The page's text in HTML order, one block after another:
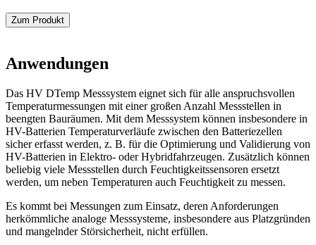
Zum Produkt
Anwendungen
Das HV DTemp Messsystem eignet sich für alle anspruchsvollen
Temperaturmessungen mit einer großen Anzahl Messstellen in
beengten Bauräumen. Mit dem Messsystem können insbesondere in
HV-Batterien Temperaturverläufe zwischen den Batteriezellen
sicher erfasst werden, z. B. für die Optimierung und Validierung von
HV-Batterien in Elektro- oder Hybridfahrzeugen. Zusätzlich können
beliebig viele Messstellen durch Feuchtigkeitssensoren ersetzt
werden, um neben Temperaturen auch Feuchtigkeit zu messen.
Es kommt bei Messungen zum Einsatz, deren Anforderungen
herkömmliche analoge Messsysteme, insbesondere aus Platzgründen
und mangelnder Störsicherheit, nicht erfüllen.